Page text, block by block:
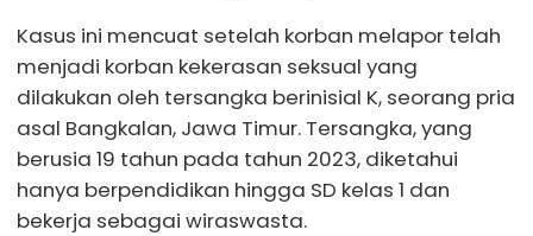
Kasus ini mencuat setelah korban melapor telah
menjadi korban kekerasan seksual yang
dilakukan oleh tersangka berinisial K, seorang pria
asal Bangkalan, Jawa Timur. Tersangka, yang
berusia 19 tahun pada tahun 2023, diketahui
hanya berpendidikan hingga SD kelas 1 dan
bekerja sebagai wiraswasta.